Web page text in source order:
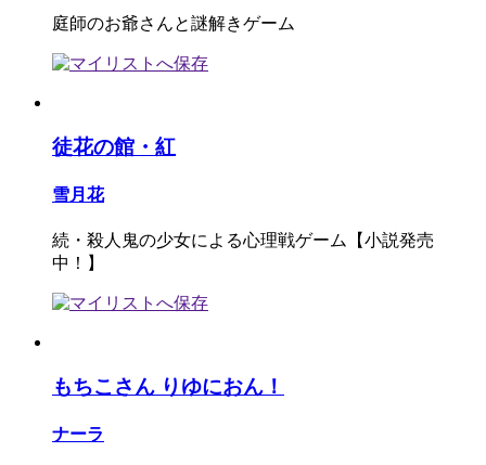
庭師のお爺さんと謎解きゲーム
徒花の館・紅
雪月花
続・殺人鬼の少女による心理戦ゲーム【小説発売
中！】
もちこさん りゆにおん！
ナーラ